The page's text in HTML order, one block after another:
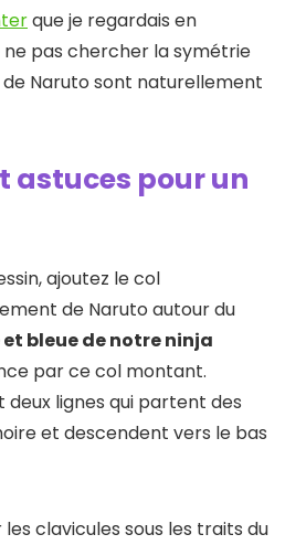
que je regardais en
ne pas chercher la symétrie
Naruto sont naturellement
astuces pour un
ajoutez le col
de Naruto autour du
bleue de notre ninja
par ce col montant.
lignes qui partent des
et descendent vers le bas
les clavicules sous les traits du